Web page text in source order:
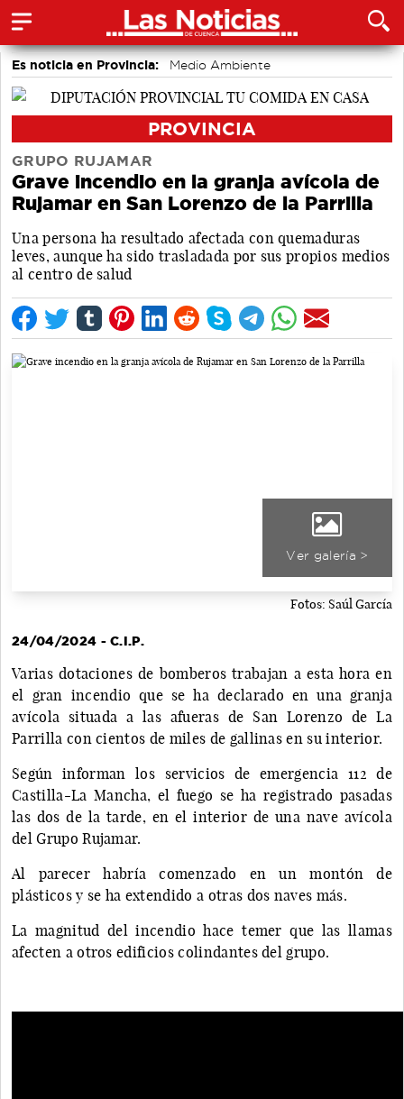
Es noticia en Provincia:
Medio Ambiente
accidentes laborales
PROVINCIA
GRUPO RUJAMAR
Grave incendio en la granja avícola de
Rujamar en San Lorenzo de la Parrilla
Una persona ha resultado afectada con quemaduras
leves, aunque ha sido trasladada por sus propios medios
al centro de salud
Ver galería >
Fotos: Saúl García
24/04/2024 - C.I.P.
Varias dotaciones de bomberos trabajan a esta hora en
el gran incendio que se ha declarado en una granja
avícola situada a las afueras de San Lorenzo de La
Parrilla con cientos de miles de gallinas en su interior.
Según informan los servicios de emergencia 112 de
Castilla-La Mancha, el fuego se ha registrado pasadas
las dos de la tarde, en el interior de una nave avícola
del Grupo Rujamar.
Al parecer habría comenzado en un montón de
plásticos y se ha extendido a otras dos naves más.
La magnitud del incendio hace temer que las llamas
afecten a otros edificios colindantes del grupo.